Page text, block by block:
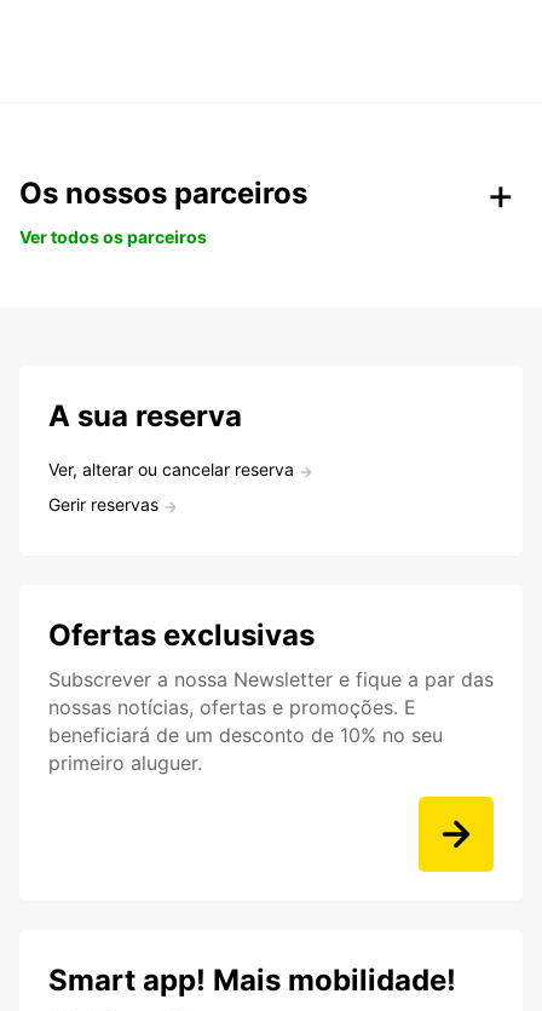
Os nossos parceiros
Ver todos os parceiros
A sua reserva
Ver, alterar ou cancelar reserva
Gerir reservas
Ofertas exclusivas
Subscrever a nossa Newsletter e fique a par das
nossas notícias, ofertas e promoções. E
beneficiará de um desconto de 10% no seu
primeiro aluguer.
Smart app! Mais mobilidade!